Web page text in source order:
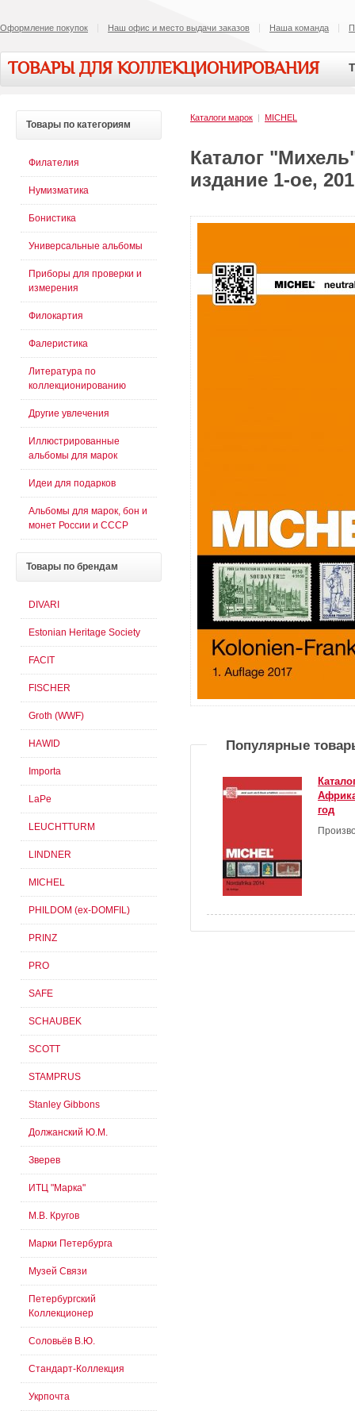
Оформление покупок Наш офис и место выдачи заказов Наша команда
ТОВАРЫ ДЛЯ КОЛЛЕКЦИОНИРОВАНИЯ
Каталоги марок | MICHEL
Каталог
издание 1-ое,
Популярные
год
Товары по категориям
Филателия
Нумизматика
Бонистика
Универсальные альбомы
Приборы для проверки и
измерения
Филокартия
Фалеристика
Литература по
коллекционированию
Другие увлечения
Иллюстрированные
альбомы для марок
Идеи для подарков
Альбомы для марок, бон и
монет России и СССР
Товары по брендам
DIVARI
Estonian Heritage Society
FACIT
FISCHER
Groth (WWF)
HAWID
Importa
LaPe
LEUCHTTURM
LINDNER
MICHEL
PHILDOM (ex-DOMFIL)
PRINZ
PRO
SAFE
SCHAUBEK
SCOTT
STAMPRUS
Stanley Gibbons
Должанский Ю.М.
Зверев
ИТЦ "Марка"
М.В. Кругов
Марки Петербурга
Музей Связи
Петербургский
Коллекционер
Соловьёв В.Ю.
Стандарт-Коллекция
Укрпочта